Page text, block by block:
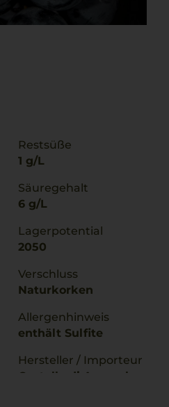
Restsüße
1 g/L
Säuregehalt
6 g/L
Lagerpotential
2050
Verschluss
Naturkorken
Allergenhinweis
enthält Sulfite
Hersteller / Importeur
Castello di Ama srl s.a.,